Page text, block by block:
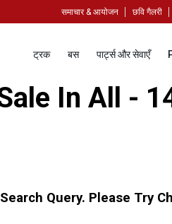
समाचार & आयोजन छवि गैलरी
ट्रक बस पार्ट्स और सेवाएँ
In All -
Query. Please Try